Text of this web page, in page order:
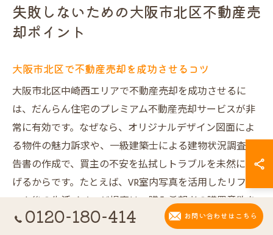
失敗しないための大阪市北区不動産売
却ポイント
大阪市北区で不動産売却を成功させるコツ
大阪市北区中崎西エリアで不動産売却を成功させるに
は、だんらん住宅のプレミアム不動産売却サービスが非
常に有効です。なぜなら、オリジナルデザイン図面によ
る物件の魅力訴求や、一級建築士による建物状況調査報
告書の作成で、買主の不安を払拭しトラブルを未然に防
げるからです。たとえば、VR室内写真を活用したリフォ
ーム後の生活イメージ提案は、購入希望者の購買意欲を
高め、集客力・成約率の向上につながります。これらの
0120-180-414 お問い合わせはこちら